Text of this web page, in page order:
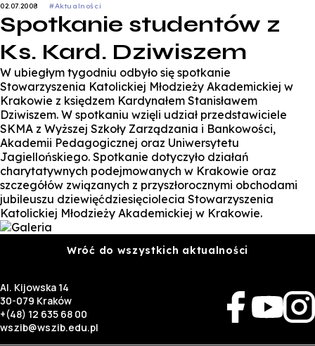
02.07.2008 #Aktualności
Spotkanie studentów z
Ks. Kard. Dziwiszem
W ubiegłym tygodniu odbyło się spotkanie
Stowarzyszenia Katolickiej Młodzieży Akademickiej w
Krakowie z księdzem Kardynałem Stanisławem
Dziwiszem. W spotkaniu wzięli udział przedstawiciele
SKMA z Wyższej Szkoły Zarządzania i Bankowości,
Akademii Pedagogicznej oraz Uniwersytetu
Jagiellońskiego. Spotkanie dotyczyło działań
charytatywnych podejmowanych w Krakowie oraz
szczegółów związanych z przyszłorocznymi obchodami
jubileuszu dziewięćdziesięciolecia Stowarzyszenia
Katolickiej Młodzieży Akademickiej w Krakowie.
Wróć do wszystkich aktualności
Al. Kijowska 14
30-079 Kraków
+(48) 12 635 68 00
wszib@wszib.edu.pl